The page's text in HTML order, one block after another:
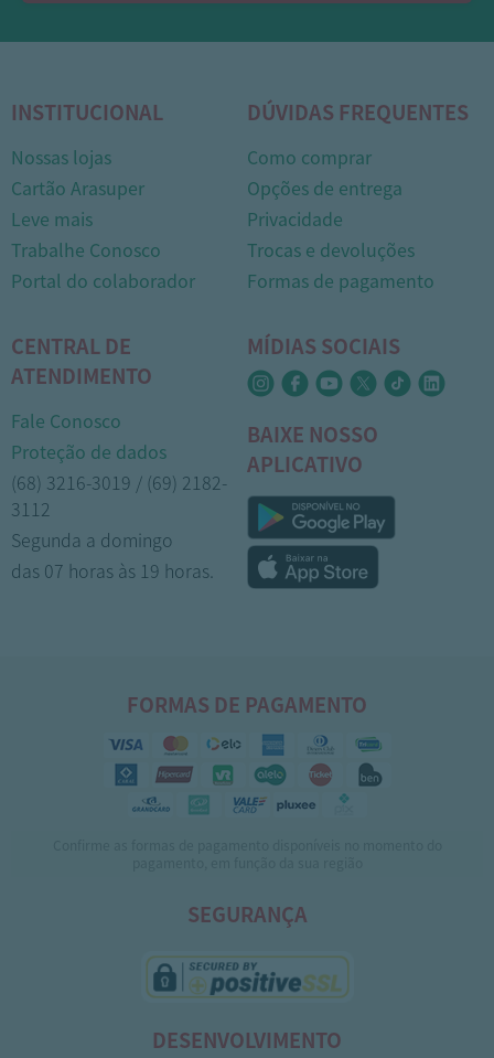
INSTITUCIONAL
Nossas lojas
Cartão Arasuper
Leve mais
Trabalhe Conosco
Portal do colaborador
DÚVIDAS FREQUENTES
Como comprar
Opções de entrega
Privacidade
Trocas e devoluções
Formas de pagamento
CENTRAL DE
ATENDIMENTO
Fale Conosco
Proteção de dados
(68) 3216-3019 / (69) 2182-
3112
Segunda a domingo
das 07 horas às 19 horas.
MÍDIAS SOCIAIS
BAIXE NOSSO
APLICATIVO
FORMAS DE PAGAMENTO
SEGURANÇA
DESENVOLVIMENTO